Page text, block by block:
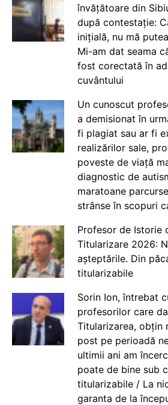
învățătoare din
după contestație:
inițială, nu mă
Mi-am dat seama
fost corectată în
cuvântului
Un cunoscut
a demisionat în
fi plagiat sau ar fi
realizărilor sale,
poveste de viață
diagnostic de
maratoane
strânse în scopuri
Profesor de Istorie
Titularizare 2026:
așteptările. Din
titularizabile
Sorin Ion, întrebat
profesorilor care
Titularizarea, obțin
post pe perioadă
ultimii ani am
poate de bine sub
titularizabile / La
garanta de la